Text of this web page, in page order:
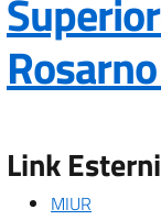
Link Esterni
MIUR